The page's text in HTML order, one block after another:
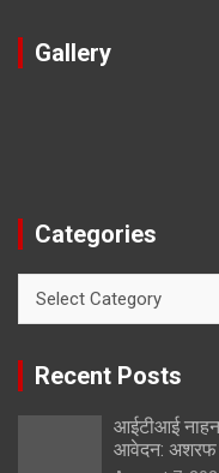
Gallery
Categories
Recent Posts
आईटीआई
आवेदन: अशरफ